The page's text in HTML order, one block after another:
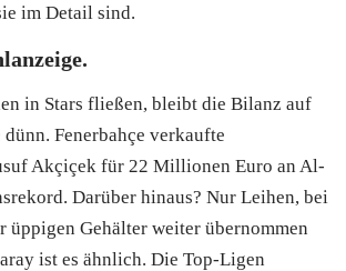
im Detail sind.
in Stars fließen, bleibt die Bilanz auf
Fenerbahçe verkaufte
Akçiçek für 22 Millionen Euro an Al-
Darüber hinaus? Nur Leihen, bei
üppigen Gehälter weiter übernommen
ist es ähnlich. Die Top-Ligen